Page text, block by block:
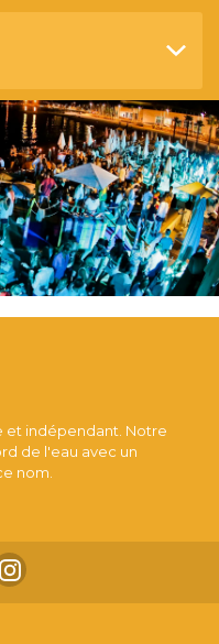
et indépendant. Notre
de l'eau avec un
nom.